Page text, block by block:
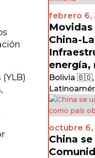
febrero 6,
China-
energía,
Bolivia 🇧🇴,
octubre 6,
China